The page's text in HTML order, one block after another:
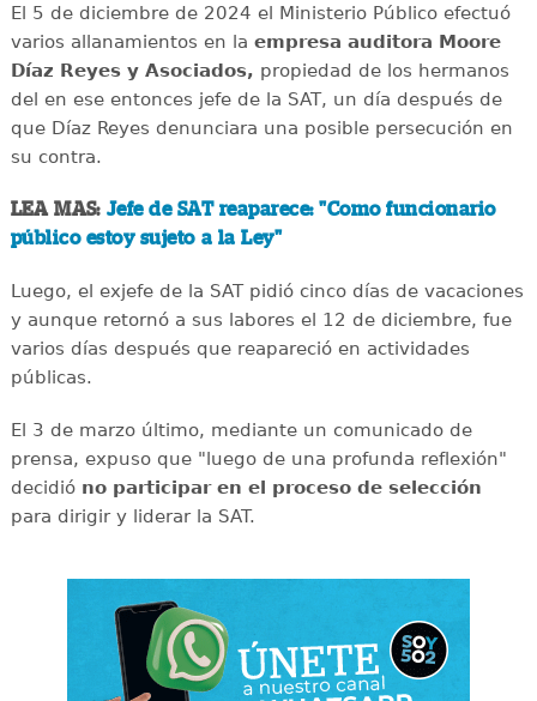
El 5 de diciembre de 2024 el Ministerio Público efectuó
varios allanamientos en la empresa auditora Moore
Díaz Reyes y Asociados, propiedad de los hermanos
del en ese entonces jefe de la SAT, un día después de
que Díaz Reyes denunciara una posible persecución en
su contra.
LEA MAS: Jefe de SAT reaparece: "Como funcionario
público estoy sujeto a la Ley"
Luego, el exjefe de la SAT pidió cinco días de vacaciones
y aunque retornó a sus labores el 12 de diciembre, fue
varios días después que reapareció en actividades
públicas.
El 3 de marzo último, mediante un comunicado de
prensa, expuso que "luego de una profunda reflexión"
decidió no participar en el proceso de selección
para dirigir y liderar la SAT.